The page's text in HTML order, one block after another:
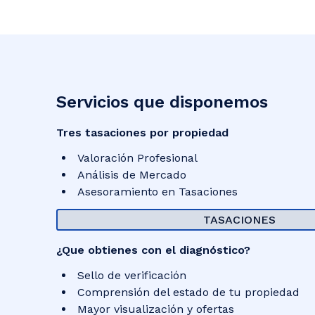
Servicios que disponemos
Tres tasaciones por propiedad
Valoración Profesional
Análisis de Mercado
Asesoramiento en Tasaciones
TASACIONES
¿Que obtienes con el diagnóstico?
Sello de verificación
Comprensión del estado de tu propiedad
Mayor visualización y ofertas